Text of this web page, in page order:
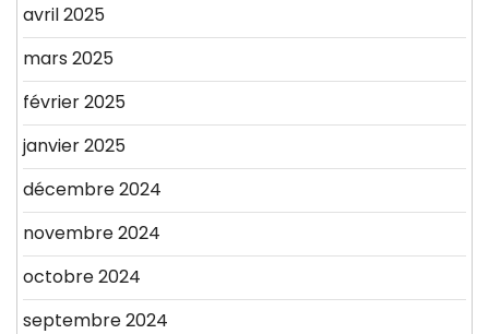
avril 2025
mars 2025
février 2025
janvier 2025
décembre 2024
novembre 2024
octobre 2024
septembre 2024